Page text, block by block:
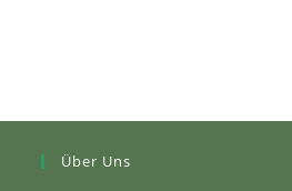
Über Uns